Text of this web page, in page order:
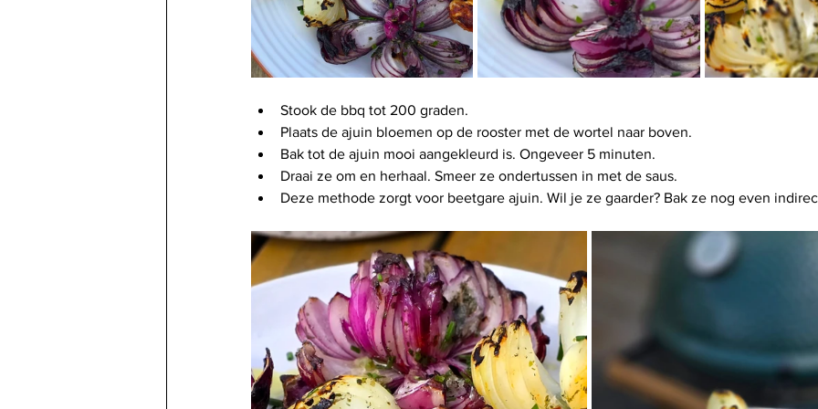
Stook de bbq tot 200 graden.
Plaats de ajuin bloemen op de rooster met de wortel naar boven.
Bak tot de ajuin mooi aangekleurd is. Ongeveer 5 minuten.
Draai ze om en herhaal. Smeer ze ondertussen in met de saus.
Deze methode zorgt voor beetgare ajuin. Wil je ze gaarder? Bak ze nog even